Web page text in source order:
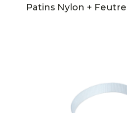
Patins Nylon +